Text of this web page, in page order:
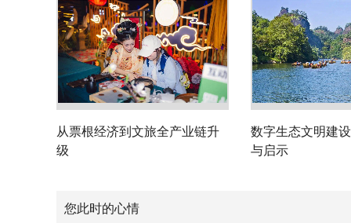
从票根经济到文旅全产业链升
级
数字生态文明建
与启示
您此时的心情